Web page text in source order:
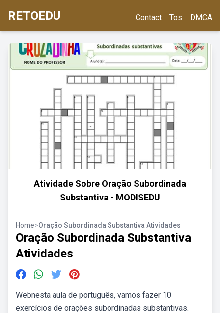
RETOEDU Contact Tos DMCA
Atividade Sobre Oração Subordinada
Substantiva - MODISEDU
Home>Oração Subordinada Substantiva Atividades
Oração Subordinada Substantiva
Atividades
Webnesta aula de português, vamos fazer 10
exercícios de orações subordinadas substantivas.